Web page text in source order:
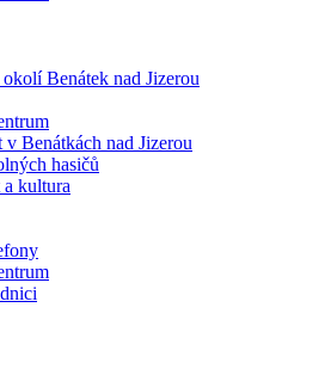
Benátek nad Jizerou
Benátkách nad Jizerou
hasičů
kultura